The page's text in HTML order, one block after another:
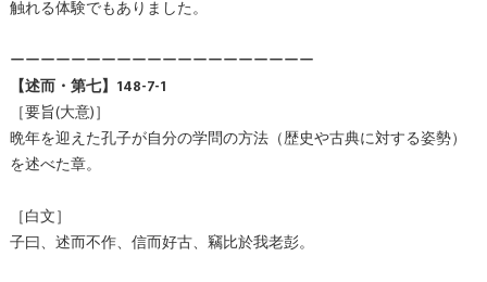
触れる体験でもありました。
ーーーーーーーーーーーーーーーーーーーー
【述而・第七】148-7-1
［要旨(大意)］
晩年を迎えた孔子が自分の学問の方法（歴史や古典に対する姿勢）
を述べた章。
［白文］
子曰、述而不作、信而好古、竊比於我老彭。